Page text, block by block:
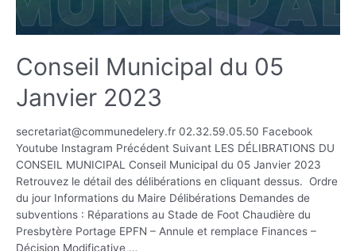
Conseil Municipal du 05
Janvier 2023
secretariat@communedelery.fr 02.32.59.05.50 Facebook
Youtube Instagram Précédent Suivant LES DÉLIBRATIONS DU
CONSEIL MUNICIPAL Conseil Municipal du 05 Janvier 2023
Retrouvez le détail des délibérations en cliquant dessus. Ordre
du jour Informations du Maire Délibérations Demandes de
subventions : Réparations au Stade de Foot Chaudière du
Presbytère Portage EPFN – Annule et remplace Finances –
Décision Modificative …